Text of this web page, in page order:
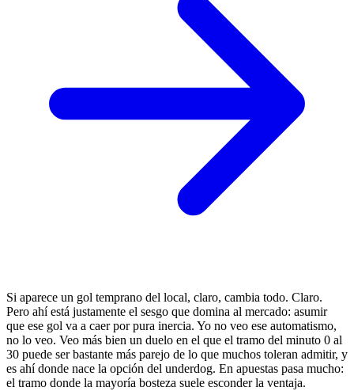
Si aparece un gol temprano del local, claro, cambia todo. Claro.
Pero ahí está justamente el sesgo que domina al mercado: asumir
que ese gol va a caer por pura inercia. Yo no veo ese automatismo,
no lo veo. Veo más bien un duelo en el que el tramo del minuto 0 al
30 puede ser bastante más parejo de lo que muchos toleran admitir, y
es ahí donde nace la opción del underdog. En apuestas pasa mucho:
el tramo donde la mayoría bosteza suele esconder la ventaja.